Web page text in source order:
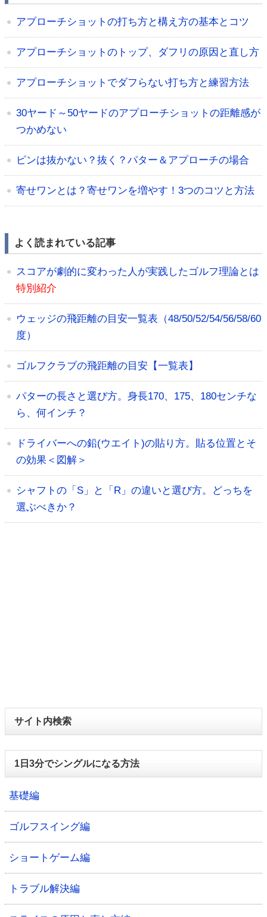
アプローチショットの打ち方と構え方の基本とコツ
アプローチショットのトップ、ダフリの原因と直し方
アプローチショットでダフらない打ち方と練習方法
30ヤード～50ヤードのアプローチショットの距離感が
つかめない
ピンは抜かない？抜く？パター＆アプローチの場合
寄せワンとは？寄せワンを増やす！3つのコツと方法
よく読まれている記事
スコアが劇的に変わった人が実践したゴルフ理論とは
特別紹介
ウェッジの飛距離の目安一覧表（48/50/52/54/56/58/60
度）
ゴルフクラブの飛距離の目安【一覧表】
パターの長さと選び方。身長170、175、180センチな
ら、何インチ？
ドライバーへの鉛(ウエイト)の貼り方。貼る位置とそ
の効果＜図解＞
シャフトの「S」と「R」の違いと選び方。どっちを
選ぶべきか？
サイト内検索
1日3分でシングルになる方法
基礎編
ゴルフスイング編
ショートゲーム編
トラブル解決編